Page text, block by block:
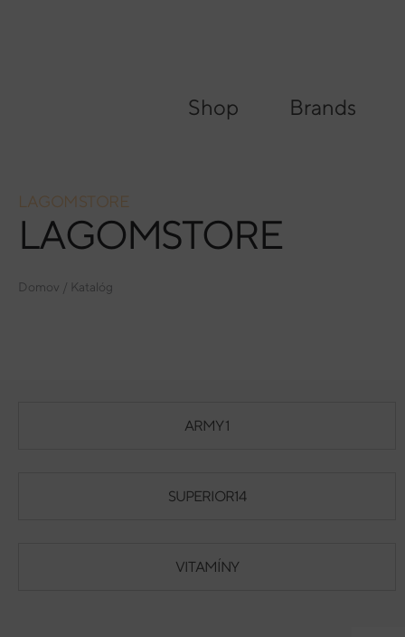
Shop Brands
LAGOMSTORE
LAGOMSTORE
Domov / Katalóg
ARMY 1
SUPERIOR14
VITAMÍNY